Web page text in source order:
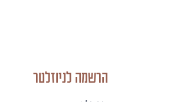
הרשמה לניוזלטר